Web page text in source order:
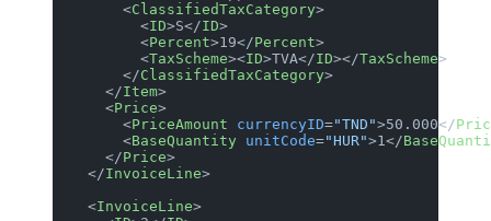
        <
ClassifiedTaxCategory>
          <
ID>S</ID>
          <
Percent>19</Percent>
          <
TaxScheme><ID>TVA</ID></TaxScheme>
        </
ClassifiedTaxCategory>
      </
Item>
      <
Price>
        <
PriceAmount currencyID="TND">50.000</
        <
BaseQuantity unitCode="HUR">1</
      </
Price>
    </
InvoiceLine>
    <
InvoiceLine>